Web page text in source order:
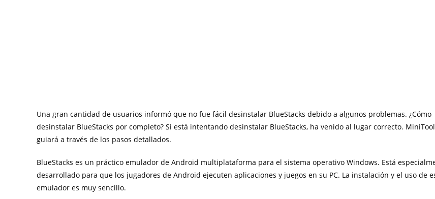
Una gran cantidad de usuarios informó que no fue fácil desinstalar BlueStacks debido a algunos problemas. ¿Cómo
desinstalar BlueStacks por completo? Si está intentando desinstalar BlueStacks, ha venido al lugar correcto.
guiará a través de los pasos detallados.
BlueStacks es un práctico emulador de Android multiplataforma para el sistema operativo Windows. Está
desarrollado para que los jugadores de Android ejecuten aplicaciones y juegos en su PC. La instalación y el uso de
emulador es muy sencillo.